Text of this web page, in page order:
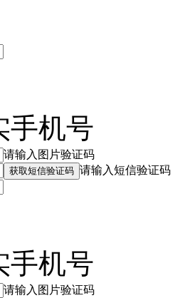
手机号
请输入图片验证码
获取短信验证码 请输入短信验证码
手机号
请输入图片验证码